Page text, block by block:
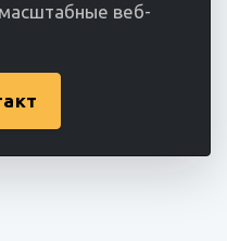
веб-